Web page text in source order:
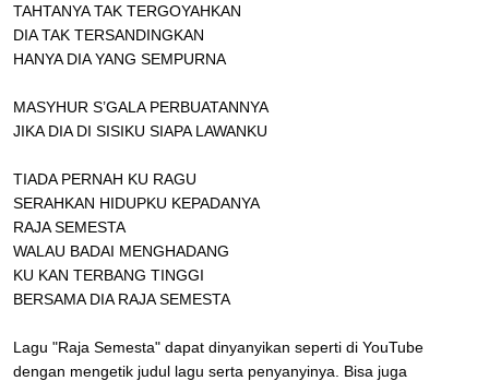
TAHTANYA TAK TERGOYAHKAN
DIA TAK TERSANDINGKAN
HANYA DIA YANG SEMPURNA
MASYHUR S’GALA PERBUATANNYA
JIKA DIA DI SISIKU SIAPA LAWANKU
TIADA PERNAH KU RAGU
SERAHKAN HIDUPKU KEPADANYA
RAJA SEMESTA
WALAU BADAI MENGHADANG
KU KAN TERBANG TINGGI
BERSAMA DIA RAJA SEMESTA
Lagu "Raja Semesta" dapat dinyanyikan seperti di YouTube
dengan mengetik judul lagu serta penyanyinya. Bisa juga